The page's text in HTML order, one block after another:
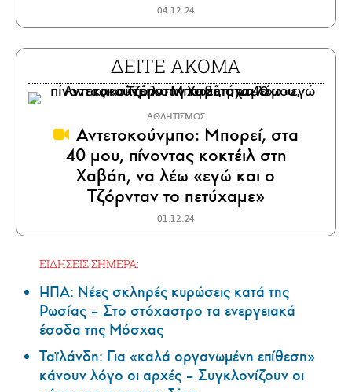
04.12.24
ΔΕΙΤΕ ΑΚΟΜΑ
ΑΘΛΗΤΙΣΜΟΣ
Αντετοκούνμπο: Μπορεί, στα
40 μου, πίνοντας κοκτέιλ στη
Χαβάη, να λέω «εγώ και ο
Τζόρνταν το πετύχαμε»
01.12.24
ΕΙΔΗΣΕΙΣ ΣΗΜΕΡΑ:
ΗΠΑ: Nέες σκληρές κυρώσεις κατά της
Ρωσίας – Στο στόχαστρο τα ενεργειακά
έσοδα της Μόσχας
Ταϊλάνδη: Για «καλά οργανωμένη επίθεση»
κάνουν λόγο οι αρχές – Συγκλονίζουν οι